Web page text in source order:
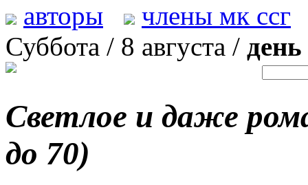
авторы
члены мк ссг
Суббота / 8 августа /
Светлое и даже
до 70)